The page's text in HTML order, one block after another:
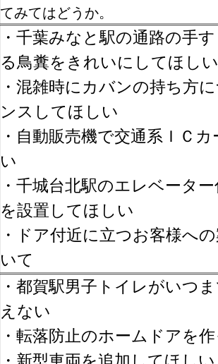
てみてはどうか。
・千葉みなと駅の通路の手
る鳥糞をきれいにしてほしい
・混雑時にカバンの持ち方
ンスしてほしい
・自動販売機で交通系ＩＣ
い
・千城台北駅のエレベータ
を設置してほしい
・ドア付近に立つお客様へ
いて
・都賀駅男子トイレがいつ
えない
・転落防止のホームドアを